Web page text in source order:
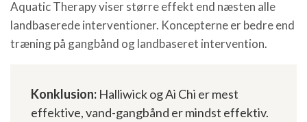
Aquatic Therapy viser større effekt end næsten alle
landbaserede interventioner. Koncepterne er bedre end
træning på gangbånd og landbaseret intervention.
Konklusion: Halliwick og Ai Chi er mest
effektive, vand-gangbånd er mindst effektiv.